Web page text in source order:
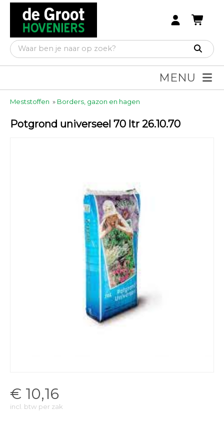
MENU
Meststoffen » Borders, gazon en hagen
Potgrond universeel 70 ltr 26.10.70
€ 10,16
incl. btw per zak